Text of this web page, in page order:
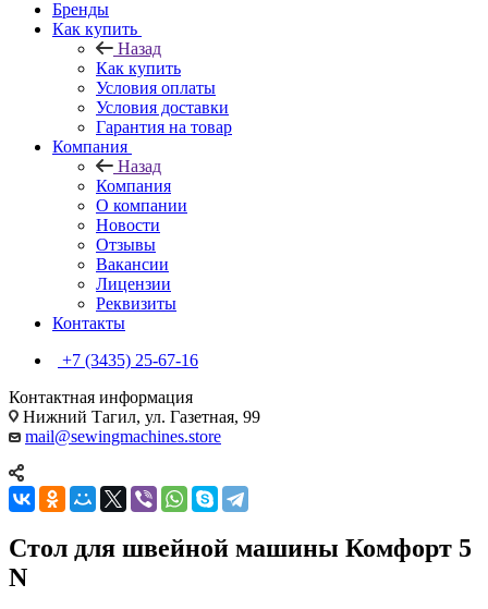
Бренды
Как купить
Назад
Как купить
Условия оплаты
Условия доставки
Гарантия на товар
Компания
Назад
Компания
О компании
Новости
Отзывы
Вакансии
Лицензии
Реквизиты
Контакты
+7 (3435) 25-67-16
Контактная информация
Нижний Тагил, ул. Газетная, 99
mail@sewingmachines.store
Стол для швейной машины Комфорт 5
N